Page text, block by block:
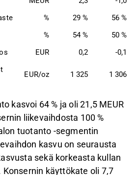
% 29 %
56 %
% 54 %
50 %
EUR 0,2
-0,1
EUR/oz 1 325 1 306
kasvoi 64 % ja oli 21,5 MEUR
liikevaihdosta 100 %
tuotanto -segmentin
kasvu on seurausta
sekä korkeasta kullan
käyttökate oli 7,7